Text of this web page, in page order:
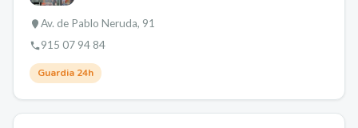
Av. de Pablo Neruda, 91
915 07 94 84
Guardia 24h